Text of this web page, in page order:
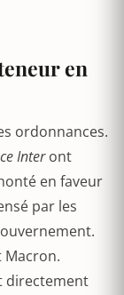
en
ordonnances.
Interont
en faveur
par les
Macron.
directement